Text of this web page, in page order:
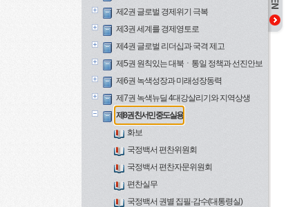
제2권 글로벌 경제위기 극복
제3권 세계를 경제영토로
제4권 글로벌 리더십과 국격 제고
제5권 원칙있는 대북ㆍ통일 정책과 선진안보
제6권 녹색성장과 미래성장동력
제7권 녹색뉴딜 4대강살리기와 지역상생
제8권 친서민 중도실용
화보
국정백서 편찬위원회
국정백서 편찬자문위원회
편찬실무
국정백서 권별 집필·감수(대통령실)